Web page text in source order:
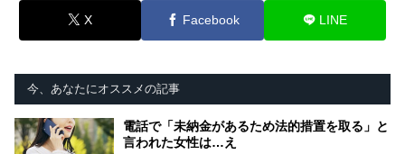
X Facebook LINE
今、あなたにオススメの記事
電話で「未納金があるため法的措置を取る」と
言われた女性は…え